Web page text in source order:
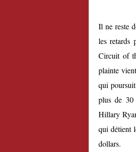
Il ne reste
lesretards
Circuit of
plainte
qui
plus de 30
Hillary
qui détient
dollars.